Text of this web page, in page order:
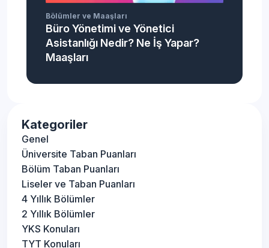
Bölümler ve Maaşları
Büro Yönetimi ve Yönetici
Asistanlığı Nedir? Ne İş Yapar?
Maaşları
Kategoriler
Genel
Üniversite Taban Puanları
Bölüm Taban Puanları
Liseler ve Taban Puanları
4 Yıllık Bölümler
2 Yıllık Bölümler
YKS Konuları
TYT Konuları